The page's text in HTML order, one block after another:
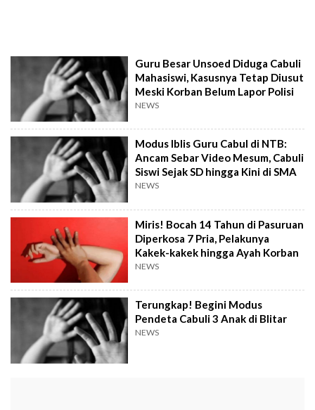
Guru Besar Unsoed Diduga Cabuli
Mahasiswi, Kasusnya Tetap Diusut
Meski Korban Belum Lapor Polisi
NEWS
Modus Iblis Guru Cabul di NTB:
Ancam Sebar Video Mesum, Cabuli
Siswi Sejak SD hingga Kini di SMA
NEWS
Miris! Bocah 14 Tahun di Pasuruan
Diperkosa 7 Pria, Pelakunya
Kakek-kakek hingga Ayah Korban
NEWS
Terungkap! Begini Modus
Pendeta Cabuli 3 Anak di Blitar
NEWS